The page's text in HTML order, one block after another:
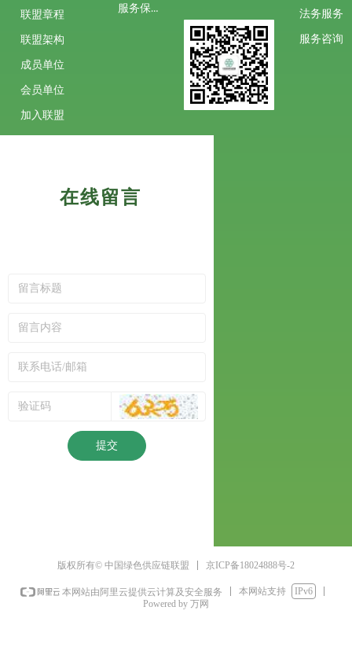
提交
在线留言
联盟章程
联盟架构
成员单位
会员单位
加入联盟
服务保障
法务服务
服务咨询
版权所有© 中国绿色供应链联盟 京ICP备18024888号-2
本网站由阿里云提供云计算及安全服务 本网站支持
IPv6
Powered by 万网